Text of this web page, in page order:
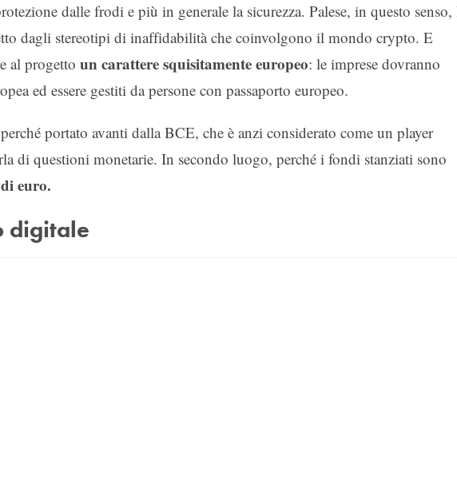
dalle frodi e più in generale la sicurezza. Palese, in questo senso,
dagli stereotipi di inaffidabilità che coinvolgono il mondo crypto. E
al progetto un carattere squisitamente europeo: le imprese dovranno
ed essere gestiti da persone con passaporto europeo.
portato avanti dalla BCE, che è anzi considerato come un player
di questioni monetarie. In secondo luogo, perché i fondi stanziati sono
euro.
digitale